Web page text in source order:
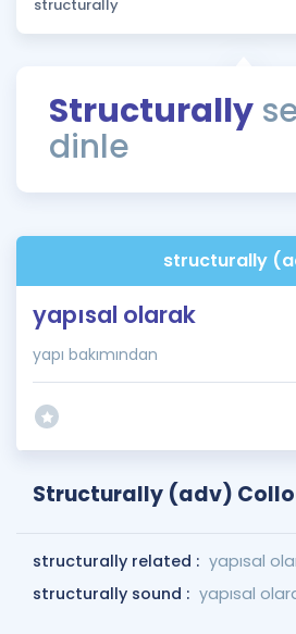
Puan Hesaplama
ÖSYM Sınav Takvimi
Kampanyalar
İngilizce Gramer
Structurally
dinle
structurally
yapısal olarak
yapı bakımından
Structurally (adv)
structurally related : yapısal
structurally sound : yapısal